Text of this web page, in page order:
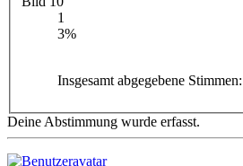
1
3%
Insgesamt abgegebene Stimmen:
Deine Abstimmung wurde erfasst.